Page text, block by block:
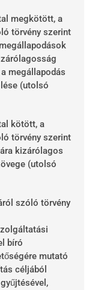
megkötött, a
törvény szerint
megállapodás
(utolsó
kötött, a
törvény szerint
kizárólagos
(utolsó
szóló törvény
bíró
mutató
céljából